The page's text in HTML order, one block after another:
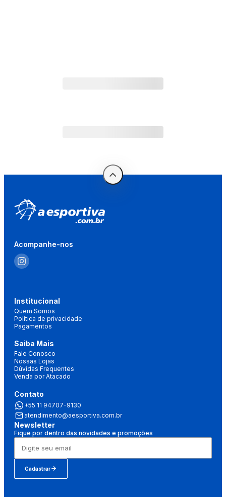
Acompanhe-nos
Institucional
Quem Somos
Política de privacidade
Pagamentos
Saiba Mais
Fale Conosco
Nossas Lojas
Dúvidas Frequentes
Venda por Atacado
Contato
+55 11 94707-9130
atendimento@aesportiva.com.br
Newsletter
Fique por dentro das novidades e promoções
Cadastrar